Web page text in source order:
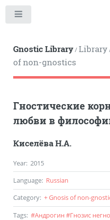
Gnostic Library/Library
of non-gnostics
Гностические
любви в
Киселёва Н.А.
Year: 2015
Language: Russian
Category: + Gnosis of non-
Tags: #Андрогин #Гнозис